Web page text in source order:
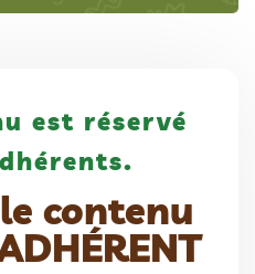
est réservé
contenu